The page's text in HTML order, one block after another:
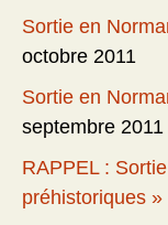
Sortie en
octobre 2011
Sortie en
septembre 2011
RAPPEL :
préhistoriques